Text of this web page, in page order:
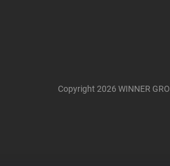
Copyright 2026 WINNER